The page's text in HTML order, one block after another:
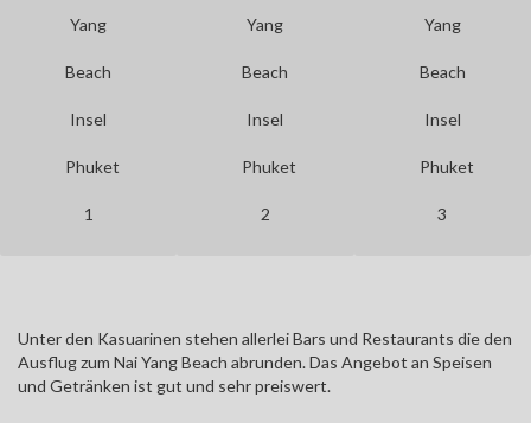
Yang
Beach
Insel
Phuket
1
Yang
Beach
Insel
Phuket
2
Yang
Beach
Insel
Phuket
3
Unter den Kasuarinen stehen allerlei Bars und Restaurants die den
Ausflug zum Nai Yang Beach abrunden. Das Angebot an Speisen
und Getränken ist gut und sehr preiswert.